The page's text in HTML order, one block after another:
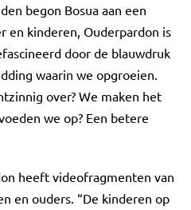
begon Bosua aan een
en kinderen, Ouderpardon is
door de blauwdruk
waarin we opgroeien.
over? We maken het
we op? Een betere
heeft videofragmenten van
en ouders. “De kinderen op